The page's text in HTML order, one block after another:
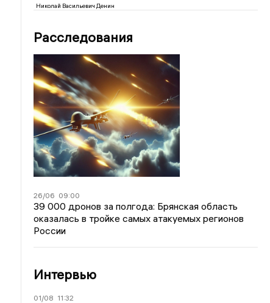
Николай Васильевич Денин
Расследования
26/06 09:00
39 000 дронов за полгода: Брянская область
оказалась в тройке самых атакуемых регионов
России
Интервью
01/08 11:32